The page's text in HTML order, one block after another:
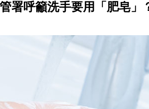
署呼籲洗手要用「肥皂」